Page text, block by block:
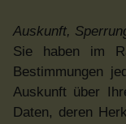
Auskunft,
Sie haben im
Bestimmungen
Auskunft über
Daten, deren